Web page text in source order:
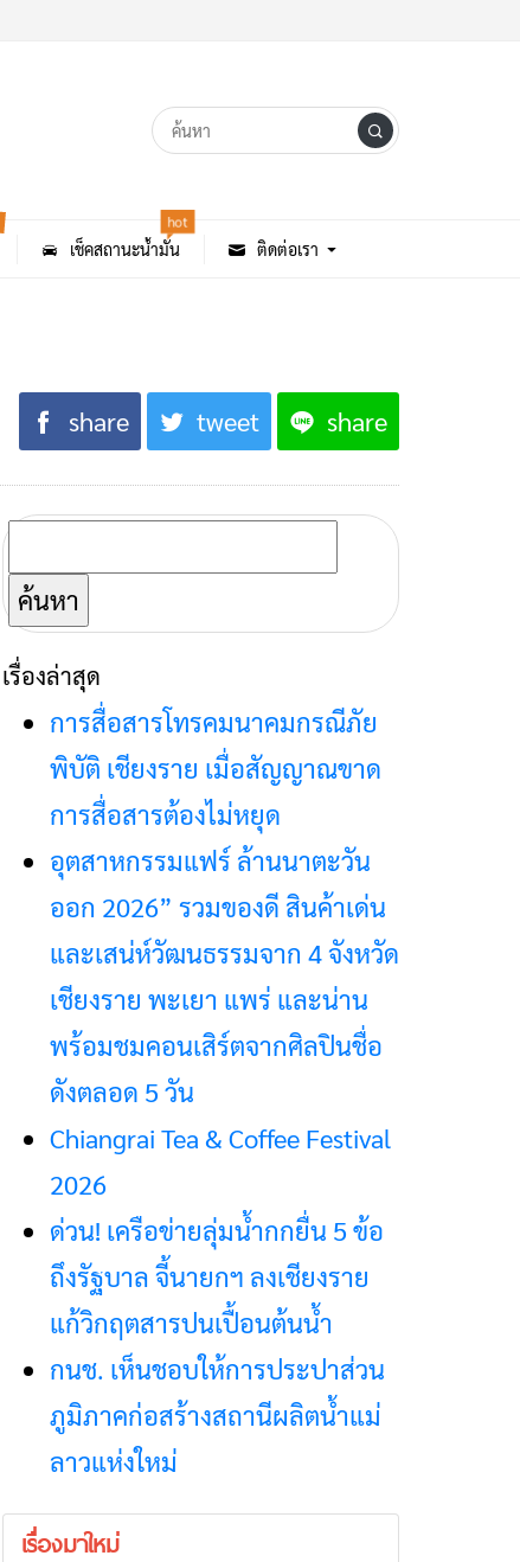
เช็คสถานะน้ำมัน
hot
ติดต่อเรา
share tweet share
ค้นหา
สำหรับ:
เรื่องล่าสุด
การสื่อสารโทรคมนาคมกรณีภัย
พิบัติ เชียงราย เมื่อสัญญาณขาด
การสื่อสารต้องไม่หยุด
อุตสาหกรรมแฟร์ ล้านนาตะวัน
ออก 2026” รวมของดี สินค้าเด่น
และเสน่ห์วัฒนธรรมจาก 4 จังหวัด
เชียงราย พะเยา แพร่ และน่าน
พร้อมชมคอนเสิร์ตจากศิลปินชื่อ
ดังตลอด 5 วัน
Chiangrai Tea & Coffee Festival
2026
ด่วน! เครือข่ายลุ่มน้ำกกยื่น 5 ข้อ
ถึงรัฐบาล จี้นายกฯ ลงเชียงราย
แก้วิกฤตสารปนเปื้อนต้นน้ำ
กนช. เห็นชอบให้การประปาส่วน
ภูมิภาคก่อสร้างสถานีผลิตน้ำแม่
ลาวแห่งใหม่
เรื่องมาใหม่